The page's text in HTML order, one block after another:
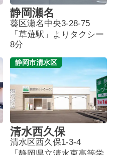
静岡瀬名
葵区瀬名中央3-28-75
「草薙駅」よりタクシー
8分
静岡市清水区
清水西久保
清水区西久保1-3-4